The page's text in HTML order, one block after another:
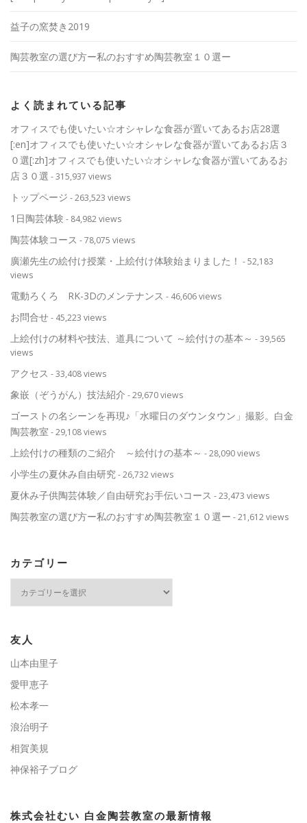
益子の窯焚き2019
陶芸教室の選び方ー私のおすすめ陶芸教室１０選ー
よく読まれている記事
オフィスでも使いたい☆オシャレな食器が置いてあるお店28選
[:en]オフィスでも使いたい☆オシャレな食器が置いてあるお店３
０選[:zh]オフィスでも使いたい☆オシャレな食器が置いてあるお
店３０選 - 315,937 views
トップページ - 263,523 views
1日陶芸体験 - 84,982 views
陶芸体験コース - 78,075 views
廣瀬先生の絵付け授業・上絵付け体験始まりました！ - 52,183
views
電動ろくろ RK-3Dのメンテナンス - 46,606 views
お問合せ- 45,223 views
上絵付けの材料や技法、道具について ～絵付けの基本～ - 39,565
views
アクセス - 33,408 views
象嵌（ぞうがん）技法紹介 - 29,670 views
ゴーストの名シーンを再現♪「水曜日のダウンタウン」撮影。白金
陶芸教室 - 29,108 views
上絵付けの種類のご紹介 ～絵付けの基本～ - 28,090 views
小学生の夏休み自由研究- 26,732 views
夏休み子供陶芸体験／自由研究お手伝いコース - 23,473 views
陶芸教室の選び方ー私のおすすめ陶芸教室１０選ー - 21,612 views
カテゴリー
ー
友人
山本由里子
愛甲恵子
松本孝一
浪治明子
相賀美規
神保裕子ブログ
株式会社むい 白金陶芸教室の最新情報